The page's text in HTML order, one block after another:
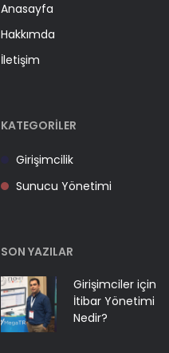
Anasayfa
Hakkımda
İletişim
KATEGORILER
Girişimcilik
Sunucu Yönetimi
SON YAZILAR
Girişimciler için
İtibar Yönetimi
Nedir?